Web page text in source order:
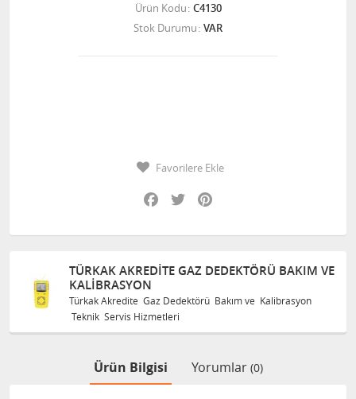
Ürün Kodu C4130
Stok Durumu VAR
Favorilere Ekle
Facebook
Twitter
TÜRKAK AKREDITE GAZ DEDEKTÖRÜ BAKIM VE
KALIBRASYON
Türkak Akredite Gaz Dedektörü Bakım ve Kalibrasyon
Teknik Servis Hizmetleri
Ürün Bilgisi Yorumlar (0)